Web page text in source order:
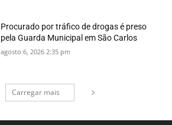
Procurado por tráfico de drogas é preso
pela Guarda Municipal em São Carlos
agosto 6, 2026 2:35 pm
Carregar mais